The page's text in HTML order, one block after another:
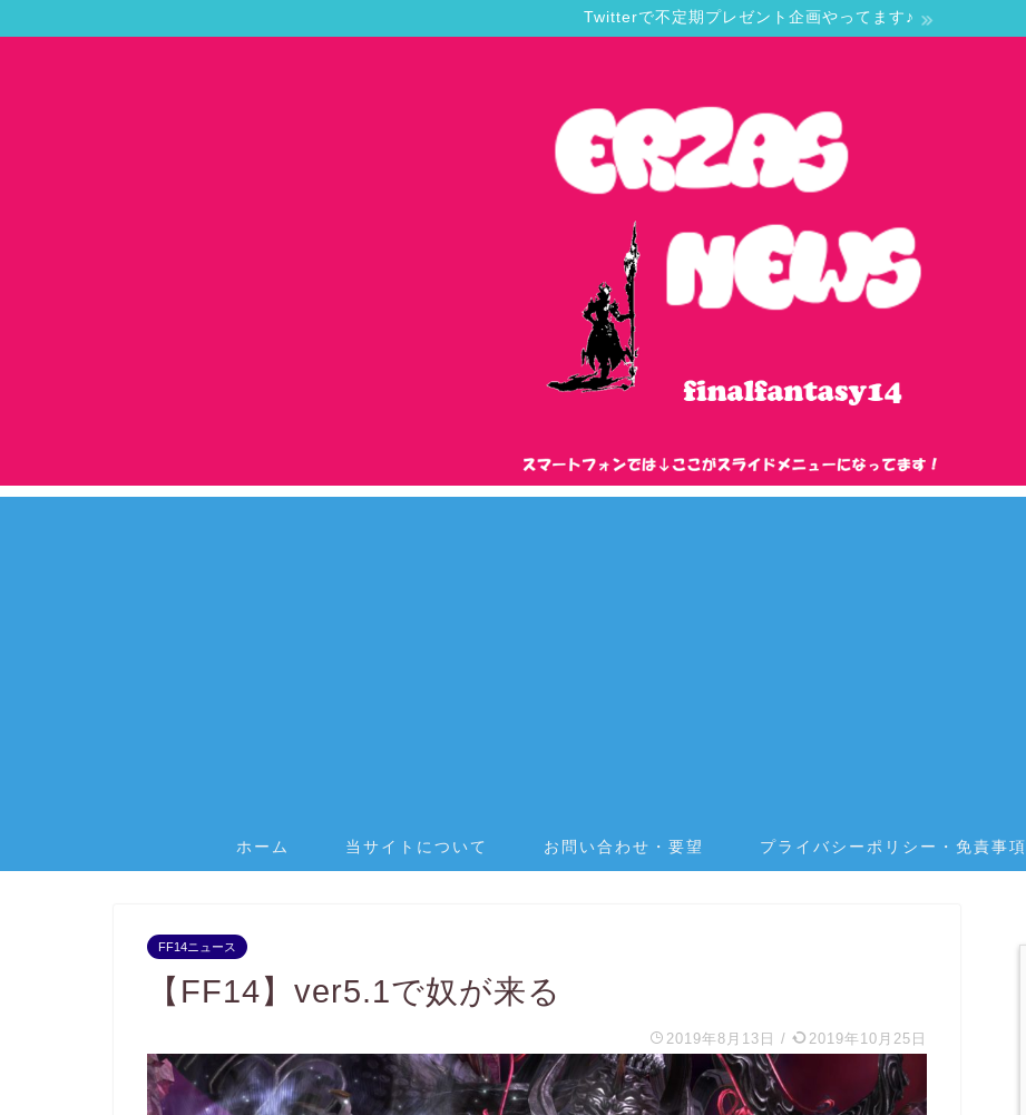
Twitterで不定期プレゼント企画やってます♪
ホーム 当サイトについて お問い合わせ・要望 プライバシーポリシー・免責事項
FF14ニュース
【FF14】ver5.1で奴が来る
2019年8月13日 / 2019年10月25日